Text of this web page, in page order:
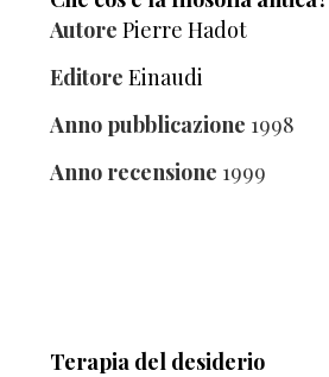
Autore Pierre Hadot
Editore Einaudi
Anno pubblicazione 1998
Anno recensione 1999
Terapia del desiderio